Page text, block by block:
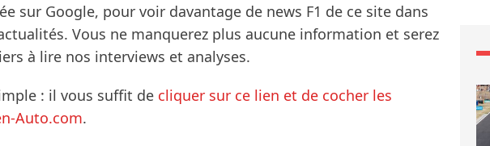
sur Google, pour voir davantage de news F1 de ce site dans
Vous ne manquerez plus aucune information et serez
à lire nos interviews et analyses.
: il vous suffit de cliquer sur ce lien et de cocher les
Auto.com.